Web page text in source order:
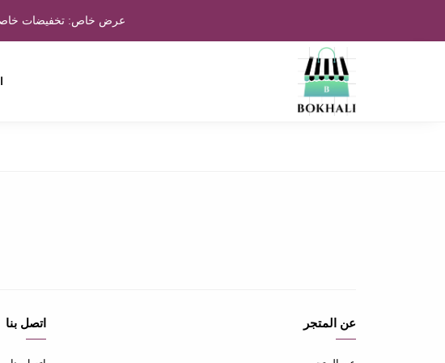
عرض خاص: تخفيضات خاصة
عن المتجر اتصل بنا